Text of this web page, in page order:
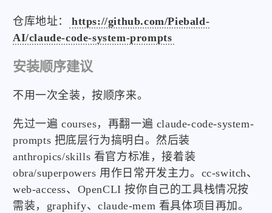
仓库地址：
https://github.com/Piebald-
AI/claude-code-system-prompts
安装顺序建议
不用一次全装，按顺序来。
先过一遍 courses，再翻一遍 claude-code-system-
prompts 把底层行为搞明白。然后装
anthropics/skills 看官方标准，接着装
obra/superpowers 用作日常开发主力。cc-switch、
web-access、OpenCLI 按你自己的工具栈情况按
需装，graphify、claude-mem 看具体项目再加。